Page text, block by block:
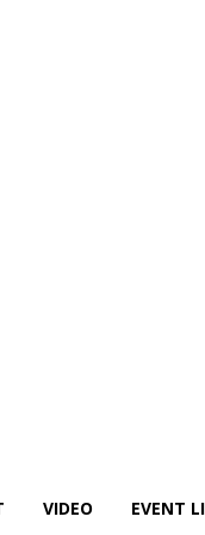
VIDEO EVENT